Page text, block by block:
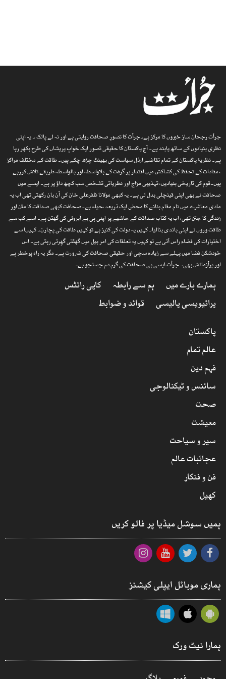
جرأت رجحان ساز خبروں کا مرکز ہے۔جرأت کا تصورِ صحافت روایتی ہے اور نہ لے پالک ۔ یہ اپنی
نظری بنیادوں کے ساتھ پابند ہے۔ آج پاکستان کا حقیقی تصور ایک خوابِ پریشاں کی طرح بکھر رہا
ہے۔ نظریۂ پاکستان کے تمام تقاضے ارذل سیاست کی بھینٹ چڑھ چکے ہیں۔ طاقت کے مختلف مراکز
، مفادات کے تحفظ کی کشاکش میں اقتدار پر گرفت کے بلاواسطہ اور بالواسطہ طریقے تلاش کررہے
ہیں۔قوم کی تاریخی بنیادیں، تہذیبی مزاج اور نظریاتی تشخص سب کچھ داؤ پر ہے۔ ایسے میں
صحافت نے بھی اپنی قینچلی بدل لی ہے۔ یہ کبھی مولانا ظفرعلی خان کی آن بان رکھتی تھی اب یہ
مادی معاشرے میں نام مقام بنانے کا محض ایک ذریعہ ،حیلہ ہے۔صحافت کبھی صداقت کا متن اور
زندگی کا جتن تھی، اب یہ کتاب صداقت کے حاشیے پر اپنی ہی بے آبروئی کی گھٹن ہے۔ اسے کب سے
طاقت وروں نے اپنی باندی بنالیا۔ کہیں یہ دولت کی کنیز ہے تو کہیں طاقت کی پچارن۔ کہیںا سے
اختیارات کی فضاء راس آتی ہے تو کہیں یہ تعلقات کی امر بیل میں گھٹتی گھِرتی رہتی ہے۔ اس
خودشکن فضا میں پہلے سے زیادہ سچی اور حقیقی صحافت کی ضرورت ہے۔ مگر یہ راہ پرخطر ہے
اور پرآزمائش بھی۔ جرأت ایسی ہی صحافت کی گرم دم جستجو ہے۔
ہمارے بارے میں ہم سے رابطہ
کاپی رائٹس
پرائیویسی پالیسی
قوائد و ضوابط
پاکستان
عالم تمام
فہم دین
سائنس و ٹیکنالوجی
صحت
معیشت
سیر و سیاحت
عجائبات عالم
فن و فنکار
کھیل
ہمیں سوشل میڈیا پر فالو کریں
ہماری موبائل ایپلی کیشنز
ہمارا نیٹ ورک